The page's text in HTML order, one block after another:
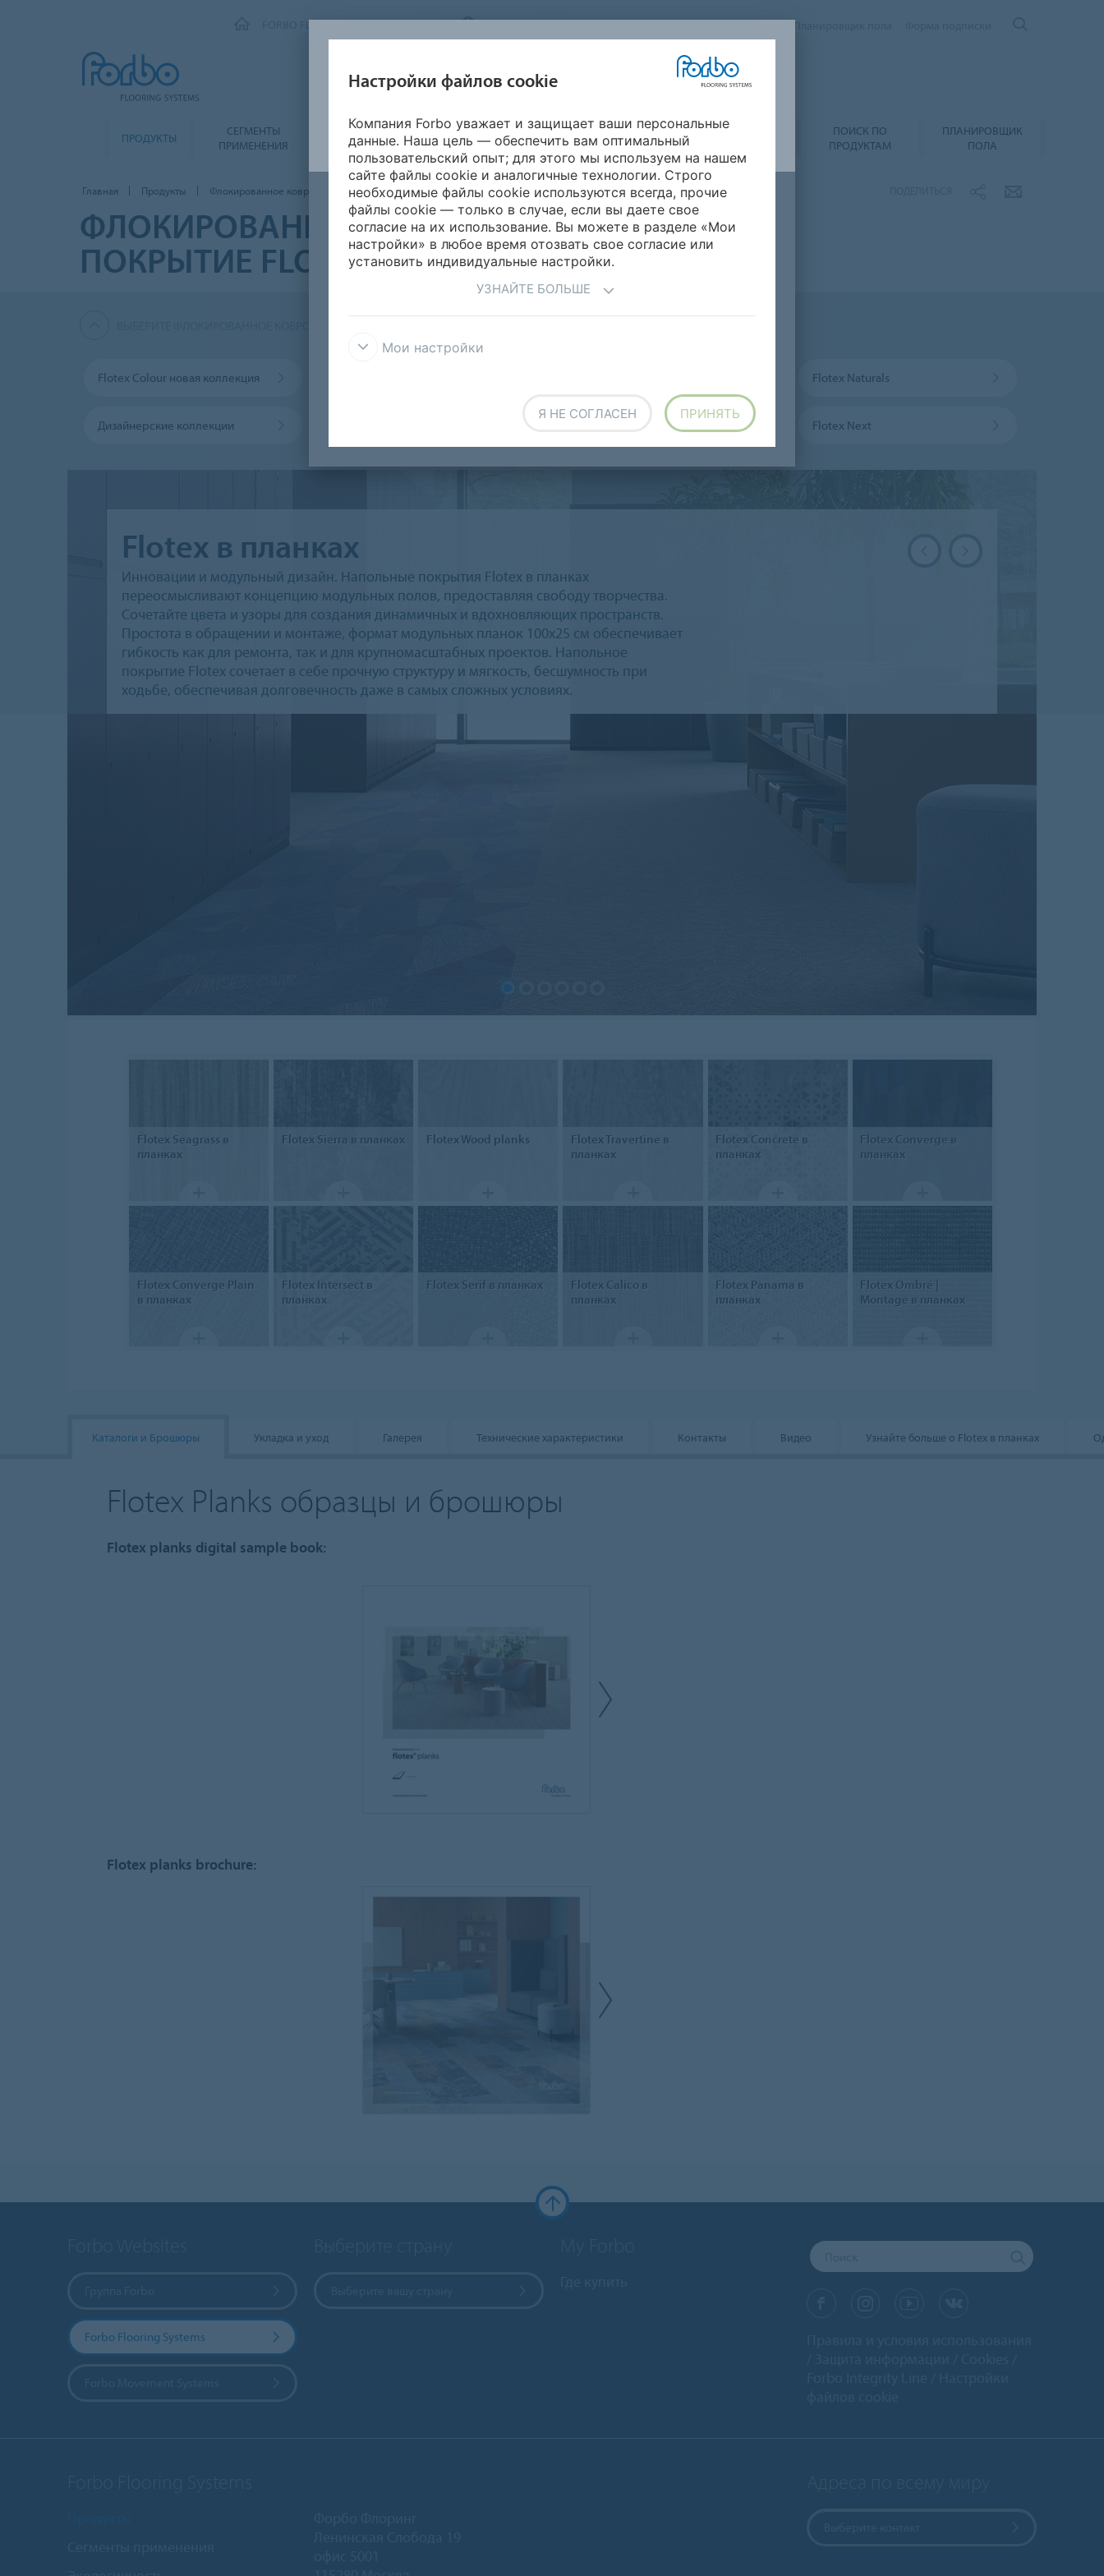
FORBO FLOORING SYSTEMS RUSSIA
ПРОДУКТЫ
СЕГМЕНТЫ
ПРИМЕНЕНИЯ
ЭКОЛОГИЧНОСТЬ
ВДОХНОВИТЕСЬ
НАШИМИ
ПРОЕКТАМИ
ИНФОРМАЦИЯ
ДЛЯ СКАЧИВАНИЯ
ПОИСК ПО
ПРОДУКТАМ
ПЛАНИРОВЩИК
ПОЛА
Главная Продукты Флокированное ковровое покрытие Flotex Flotex в планках
ФЛОКИРОВАННОЕ КОВРОВОЕ
ПОКРЫТИЕ FLOTEX
Flotex Colour новая коллекция Flotex Naturals
Дизайнерские коллекции Цифровая библиотека Flotex vision Flotex Next
Flotex в планках
Инновации и модульный дизайн. Напольные покрытия Flotex в планках
переосмысливают концепцию модульных полов, предоставляя свободу творчества.
Сочетайте цвета и узоры для создания динамичных и вдохновляющих пространств.
Простота в обращении и монтаже, формат модульных планок 100x25 см обеспечивает
гибкость как для ремонта, так и для крупномасштабных проектов. Напольное
покрытие Flotex сочетает в себе прочную структуру и мягкость, бесшумность при
ходьбе, обеспечивая долговечность даже в самых сложных условиях.
FlotexSeagrass в
планках
FlotexSierra в планках FlotexWood planks FlotexTravertine в
планках
Flotex Concrete в
планках
Flotex Converge в
планках
FlotexConverge Plain
в планках
FlotexIntersect в
планках
FlotexSerif в планках Flotex Calico в
планках
Flotex Panama в
планках
Flotex Ombré |
Montage в планках
Каталоги и Брошюры Укладка и уход Галерея Технические характеристики Контакты Видео Узнайте больше о Flotex в планках
Flotex Planks образцы и брошюры
Flotex planks digital sample book:
Flotex planks brochure:
Forbo Flooring Systems
Настройки файлов cookie
Компания Forbo уважает и защищает ваши персональные
данные. Наша цель — обеспечить вам оптимальный
пользовательский опыт; для этого мы используем на нашем
сайте файлы cookie и аналогичные технологии. Строго
необходимые файлы cookie используются всегда, прочие
файлы cookie — только в случае, если вы даете свое
согласие на их использование. Вы можете в разделе «Мои
настройки» в любое время отозвать свое согласие или
установить индивидуальные настройки.
УЗНАЙТЕ БОЛЬШЕ
Мои настройки
Я НЕ СОГЛАСЕН ПРИНЯТЬ